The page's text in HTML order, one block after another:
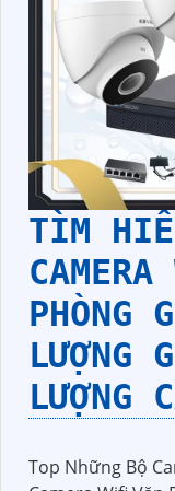
TÌM
PHÒNG
LƯỢNG
LƯỢNG
Top Những Bộ